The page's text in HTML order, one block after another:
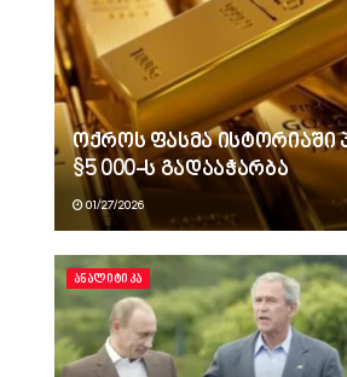
ოქროს ფასმა ისტორიაში
$5 000-ს გადააჭარბა
01/27/2026
ᲐᲜᲐᲚᲘᲢᲘᲙᲐ